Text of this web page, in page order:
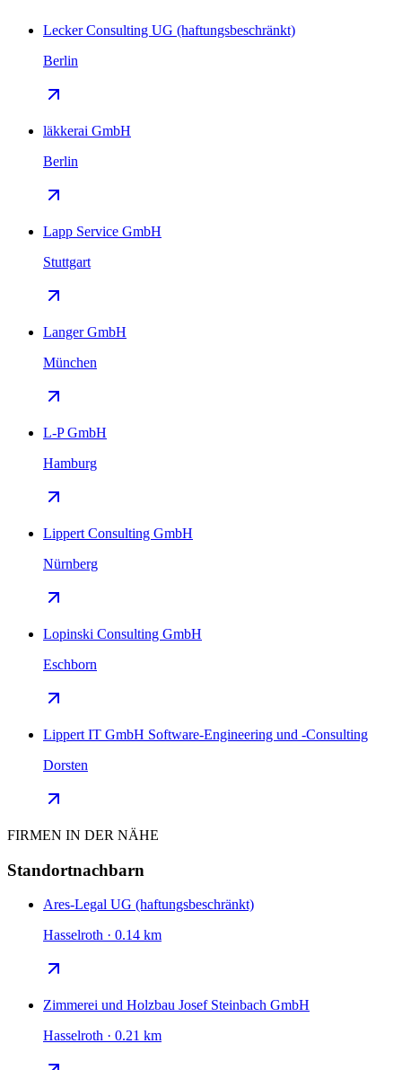
Lecker Consulting UG (haftungsbeschränkt)
Berlin
läkkerai GmbH
Berlin
Lapp Service GmbH
Stuttgart
Langer GmbH
München
L-P GmbH
Hamburg
Lippert Consulting GmbH
Nürnberg
Lopinski Consulting GmbH
Eschborn
Lippert IT GmbH Software-Engineering und -Consulting
Dorsten
FIRMEN IN DER NÄHE
Standortnachbarn
Ares-Legal UG (haftungsbeschränkt)
Hasselroth · 0.14 km
Zimmerei und Holzbau Josef Steinbach GmbH
Hasselroth · 0.21 km